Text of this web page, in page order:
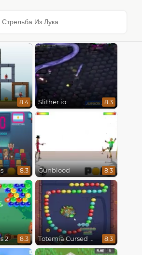
Из Лука
8.4 Slither.io 8.3
8.3 Gunblood 8.3
2 8.3 Totemia Cursed Marbles 8.3